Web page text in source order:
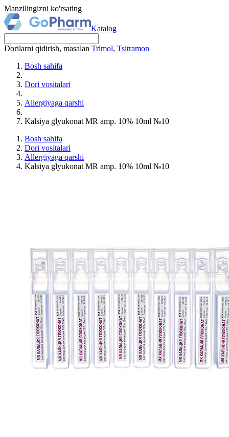
Manzilingizni ko'rsating
Katalog
Dorilarni qidirish, masalan Trimol, Tsitramon
Bosh sahifa
Dori vositalari
Allergiyaga qarshi
Kalsiya glyukonat MR amp. 10% 10ml №10
Bosh sahifa
Dori vositalari
Allergiyaga qarshi
Kalsiya glyukonat MR amp. 10% 10ml №10